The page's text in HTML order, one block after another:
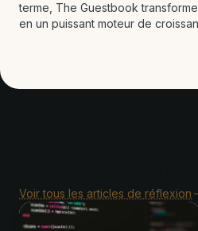
terme, The Guestbook
en un puissant moteur de
Voir tous les articles de réflexion